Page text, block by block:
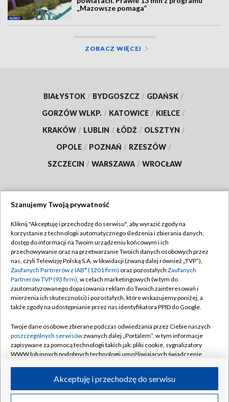
„Mazowsze pomaga”
ZOBACZ WIĘCEJ
BIAŁYSTOK / BYDGOSZCZ / GDAŃSK /
GORZÓW WLKP. / KATOWICE / KIELCE /
KRAKÓW / LUBLIN / ŁÓDŹ / OLSZTYN /
OPOLE / POZNAŃ / RZESZÓW /
SZCZECIN / WARSZAWA / WROCŁAW
TVP
Abonament TVP
Emisja w TVP
Centrum informacji TVP
Naziemna Telewizja Cyfrowa
Rada Programowa
System NOS
Informacje o nadawcy
Program dla prasy
Regulamin TVP
Polityka prywatności
Moje zgody
Pomoc
Kontakt
Kanały
©2026 Telewizja Polska S.A. w likwidacji
Szanujemy Twoją prywatność
Kliknij "Akceptuję i przechodzę do serwisu", aby wyrazić zgody na
korzystanie z technologii automatycznego śledzenia i zbierania danych,
dostęp do informacji na Twoim urządzeniu końcowym i ich
przechowywanie oraz na przetwarzanie Twoich danych osobowych przez
nas, czyli Telewizję Polską S.A. w likwidacji (zwaną dalej również „TVP”),
Zaufanych Partnerów z IAB* (1201 firm) oraz pozostałych Zaufanych
Partnerów TVP (93 firm), w celach marketingowych (w tym do
zautomatyzowanego dopasowania reklam do Twoich zainteresowań i
mierzenia ich skuteczności) i pozostałych, które wskazujemy poniżej, a
także zgody na udostępnianie przez nas identyfikatora PPID do Google.
Twoje dane osobowe zbierane podczas odwiedzania przez Ciebie naszych
poszczególnych serwisówzwanych dalej „Portalem”, w tym informacje
zapisywane za pomocą technologii takich jak: pliki cookie, sygnalizatory
WWW lub innych podobnych technologii umożliwiających świadczenie
ruchu w Internecie.Akceptuję i przechodzę do serwisu